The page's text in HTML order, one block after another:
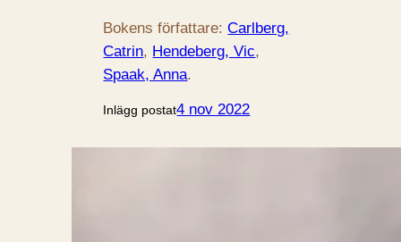
Bokens författare:Carlberg,
Catrin, Hendeberg, Vic
Spaak, Anna.
Inlägg postat4 nov 2022